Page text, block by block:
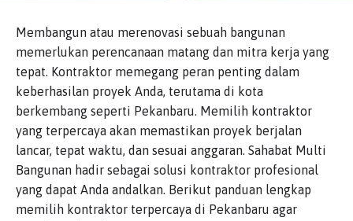
Membangun atau merenovasi sebuah bangunan
memerlukan perencanaan matang dan mitra kerja yang
tepat. Kontraktor memegang peran penting dalam
keberhasilan proyek Anda, terutama di kota
berkembang seperti Pekanbaru. Memilih kontraktor
yang terpercaya akan memastikan proyek berjalan
lancar, tepat waktu, dan sesuai anggaran. Sahabat Multi
Bangunan hadir sebagai solusi kontraktor profesional
yang dapat Anda andalkan. Berikut panduan lengkap
memilih kontraktor terpercaya di Pekanbaru agar